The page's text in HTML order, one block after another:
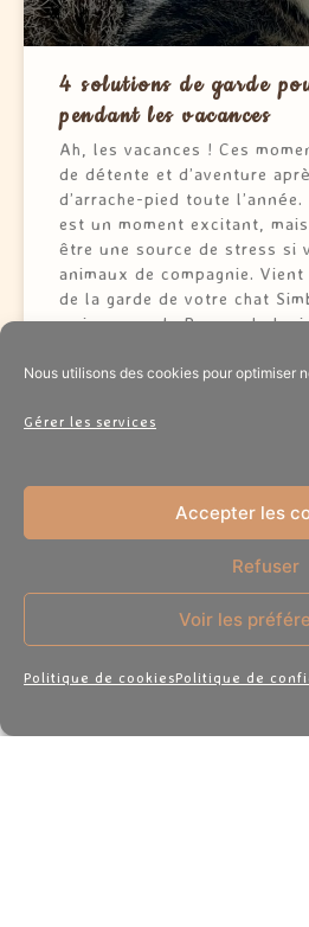
Nous utilisons des cookies pour optimiser
Gérer les services
Accepter les
Refuser
Voir les
Politique de cookiesPolitique de
4 solutions de garde
pendant les vacances
Ah, les vacances ! Ces
de détente et d’aventure
d’arrache-pied toute
est un moment excitant,
être une source de stress si
animaux de compagnie.
de la garde de votre chat
maison, ou de Panpan le
VOIR PLUS >>
Une réponse
Laisser son chien
Tranquili'pattes